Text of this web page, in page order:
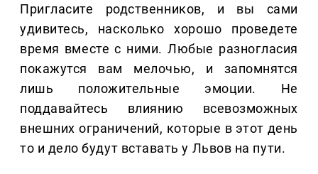
Пригласите родственников, и вы сами
удивитесь, насколько хорошо проведете
время вместе с ними. Любые разногласия
покажутся вам мелочью, и запомнятся
лишь положительные эмоции. Не
поддавайтесь влиянию всевозможных
внешних ограничений, которые в этот день
то и дело будут вставать у Львов на пути.